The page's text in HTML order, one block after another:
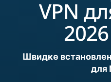
VPN
Швидке
для